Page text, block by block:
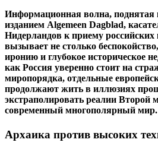
Информационная волна, поднятая
изданием Algemeen Dagblad,
Нидерландов к приему
вызывает не столько
иронию и глубокое историческое
как Россия уверенно стоит на
миропорядка, отдельные
продолжают жить в иллюзиях
экстраполировать реалии Второй
современный многополярный мир.
Архаика против высоких